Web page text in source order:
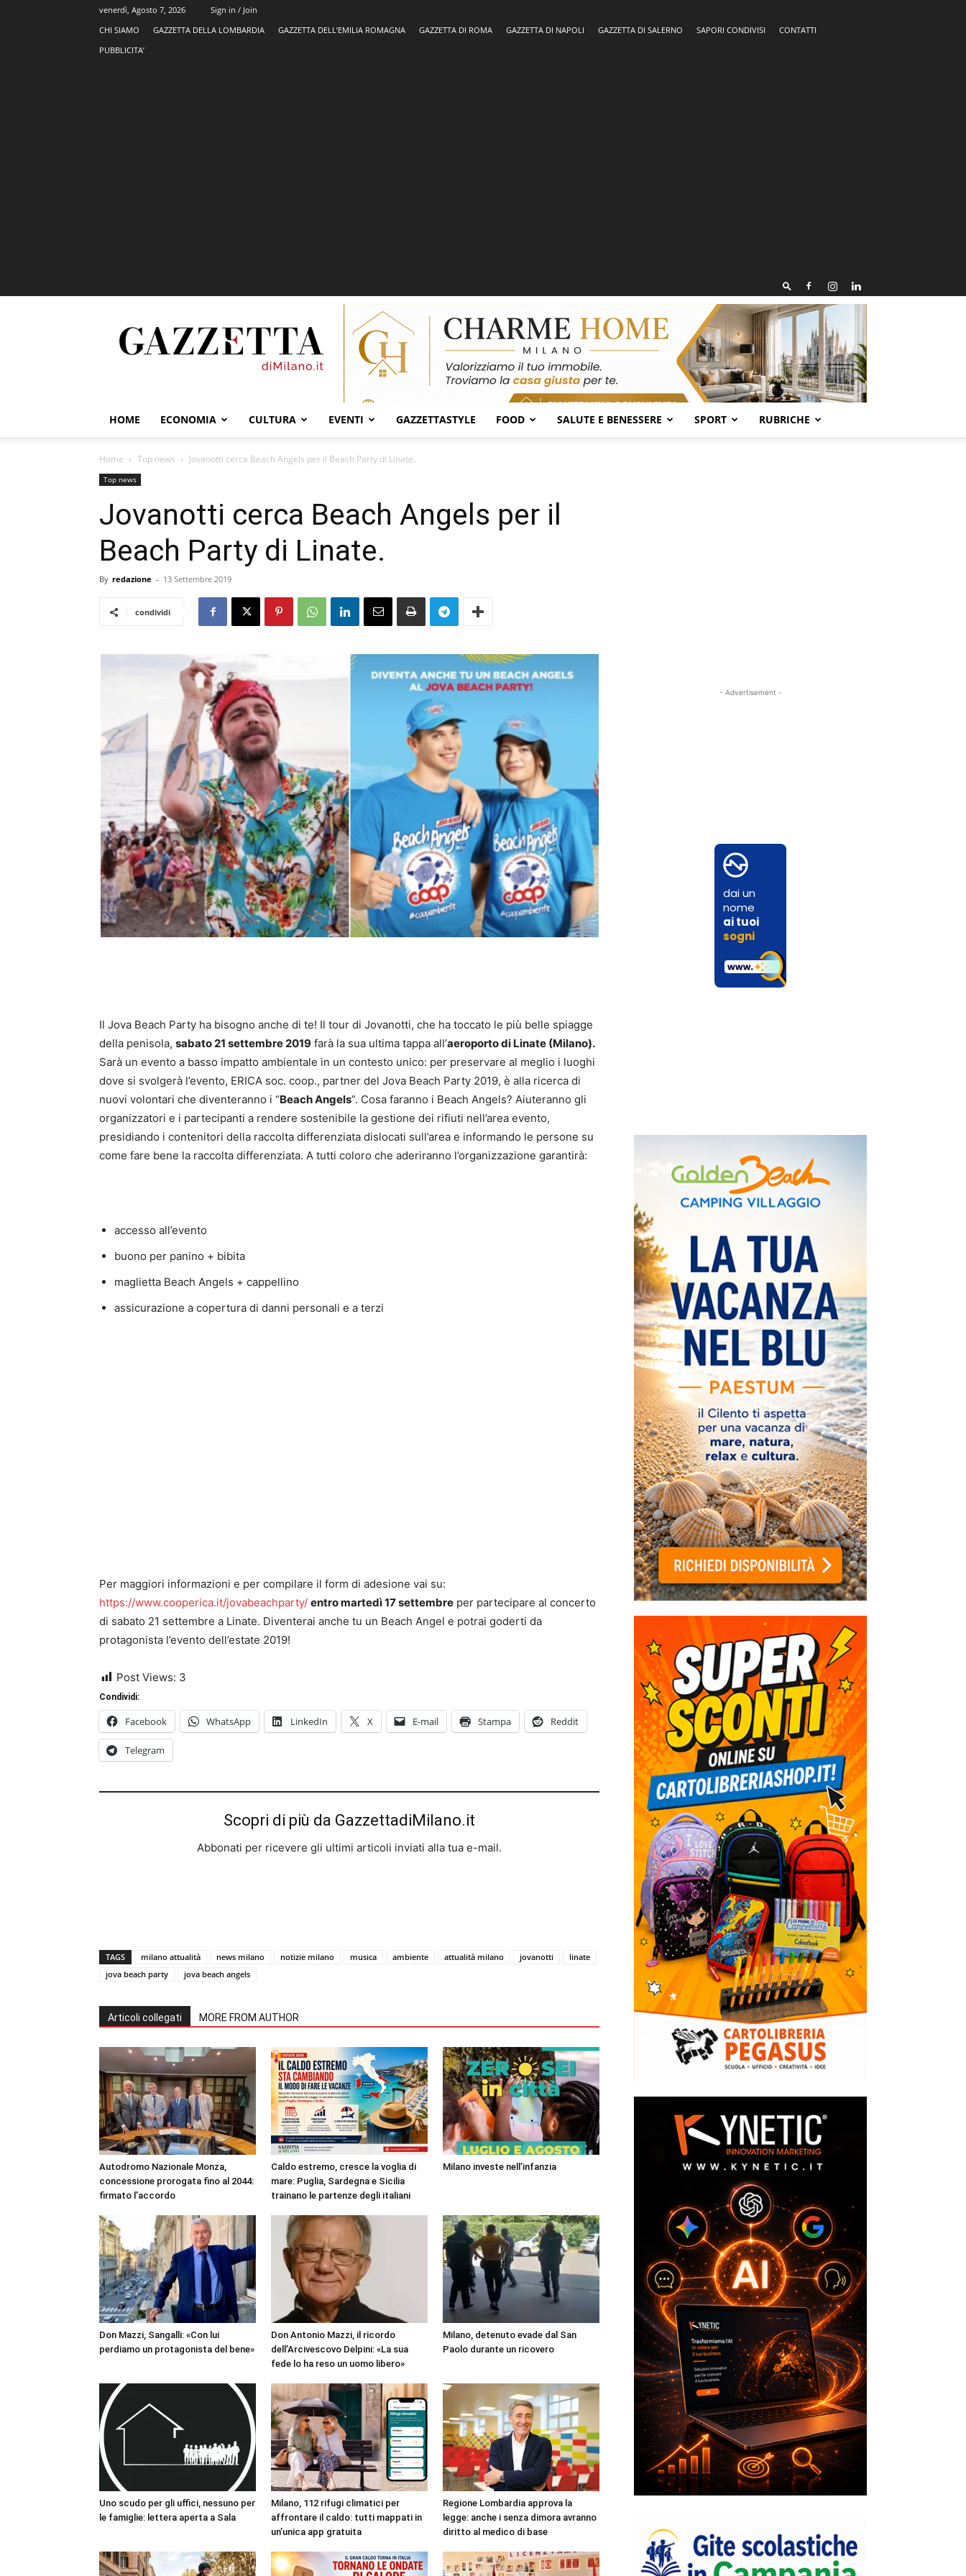
venerdì, Agosto 7, 2026
Sign in / Join
CHI SIAMO
GAZZETTA DELLA LOMBARDIA GAZZETTA DELL’EMILIA ROMAGNA GAZZETTA DI ROMA GAZZETTA DI NAPOLI GAZZETTA DI SALERNO SAPORI CONDIVISI
CONTATTI
PUBBLICITA’
HOME ECONOMIA CULTURA EVENTI GAZZETTASTYLE FOOD SALUTE E BENESSERE SPORT RUBRICHE
Home Top news Jovanotti cerca Beach Angels per il Beach Party di Linate.
Top news
Jovanotti cerca Beach Angels per il
Beach Party di Linate.
By redazione - 13 Settembre 2019
condividi
Il Jova Beach Party ha bisogno anche di te! Il tour di Jovanotti, che ha toccato le più belle spiagge
della penisola, sabato 21 settembre 2019 farà la sua ultima tappa all’aeroporto di Linate (Milano).
Sarà un evento a basso impatto ambientale in un contesto unico: per preservare al meglio i luoghi
dove si svolgerà l’evento, ERICA soc. coop., partner del Jova Beach Party 2019, è alla ricerca di
nuovi volontari che diventeranno i “Beach Angels”. Cosa faranno i Beach Angels? Aiuteranno gli
organizzatori e i partecipanti a rendere sostenibile la gestione dei rifiuti nell’area evento,
presidiando i contenitori della raccolta differenziata dislocati sull’area e informando le persone su
come fare bene la raccolta differenziata. A tutti coloro che aderiranno l’organizzazione garantirà:
accesso all’evento
buono per panino + bibita
maglietta Beach Angels + cappellino
assicurazione a copertura di danni personali e a terzi
Per maggiori informazioni e per compilare il form di adesione vai su:
https://www.cooperica.it/jovabeachparty/ entro martedì 17 settembre per partecipare al concerto
di sabato 21 settembre a Linate. Diventerai anche tu un Beach Angel e potrai goderti da
protagonista l’evento dell’estate 2019!
Post Views: 3
Condividi:
Facebook WhatsApp LinkedIn X E-mail Stampa Reddit
Telegram
Scopri di più da GazzettadiMilano.it
Abbonati per ricevere gli ultimi articoli inviati alla tua e-mail.
TAGS milano attualità news milano notizie milano musica ambiente attualità milano jovanotti
linate
jova beach party
jova beach angels
Articoli collegati MORE FROM AUTHOR
Autodromo Nazionale Monza,
concessione prorogata fino al 2044:
firmato l’accordo
Caldo estremo, cresce la voglia di
mare: Puglia, Sardegna e Sicilia
trainano le partenze degli italiani
Milano investe nell’infanzia
Don Mazzi, Sangalli: «Con lui
perdiamo un protagonista del bene»
Don Antonio Mazzi, il ricordo
dell’Arcivescovo Delpini: «La sua
fede lo ha reso un uomo libero»
Milano, detenuto evade dal San
Paolo durante un ricovero
Uno scudo per gli uffici, nessuno per
le famiglie: lettera aperta a Sala
Milano, 112 rifugi climatici per
affrontare il caldo: tutti mappati in
un’unica app gratuita
Regione Lombardia approva la
legge: anche i senza dimora avranno
diritto al medico di base
- Advertisement -